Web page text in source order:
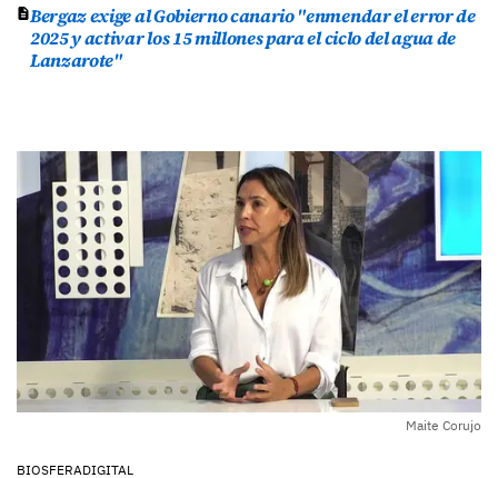
Bergaz exige al Gobierno canario "enmendar el error de
2025 y activar los 15 millones para el ciclo del agua de
Lanzarote"
Maite Corujo
BIOSFERADIGITAL